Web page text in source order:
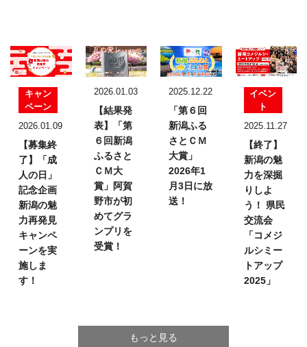
キャン
ペーン
2026.01.09
【募集終
了】「成
人の日」
記念企画
新潟の魅
力再発見
キャンペ
ーンを実
施しま
す！
2026.01.03
【結果発
表】
「第
６回新潟
ふるさと
ＣＭ大
賞」 阿賀
野市が初
めてグラ
ンプリを
受賞！
2025.12.22
「第６回
新潟ふる
さとＣＭ
大賞」
2026年1
月3日に放
送！
イベン
ト
2025.11.27
【終了】
新潟の魅
力を深掘
りしよ
う！
県民
交流会
「コメジ
ルシミー
トアップ
2025」
もっと見る